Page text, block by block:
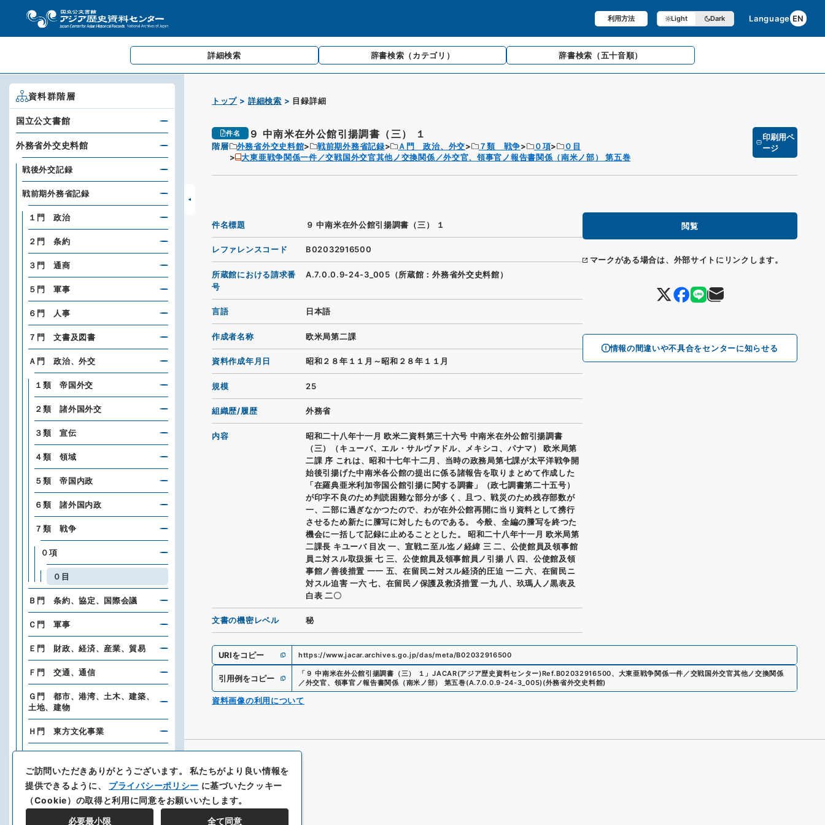
利用方法 Light Dark Language EN
詳細検索 辞書検索 （カテゴリ） 辞書検索 （五十音順）
トップ 詳細検索 目録詳細
件名 ９ 中南米在外公館引揚調書（三） １
階層 外務省外交史料館 戦前期外務省記録 Ａ門 政治、外交 ７類 戦争 ０項
０目
大東亜戦争関係一件／交戦国外交官其他ノ交換関係／外交官、領事官ノ報告書関係（南米ノ部） 第五巻
印刷用ペ
ージ
閲覧
マークがある場合は、外部サイトにリンクします。
情報の間違いや不具合をセンターに知らせる
件名標題 ９ 中南米在外公館引揚調書（三） １
レファレンスコード B02032916500
所蔵館における請求番
号
A.7.0.0.9-24-3_005（所蔵館：外務省外交史料館）
言語 日本語
作成者名称 欧米局第二課
資料作成年月日 昭和２８年１１月～昭和２８年１１月
規模 25
組織歴/履歴 外務省
内容
昭和二十八年十一月 欧米二資料第三十六号 中南米在外公館引揚調書
（三）（キューバ、エル・サルヴァドル、メキシコ、パナマ） 欧米局第
二課 序 これは、昭和十七年十二月、当時の政務局第七課が太平洋戦争開
始後引揚げた中南米各公館の提出に係る諸報告を取りまとめて作成した
「在羅典亜米利加帝国公館引揚に関する調書」（政七調書第二十五号）
が印字不良のため判読困難な部分が多く、且つ、戦災のため残存部数が
一、二部に過ぎなかつたので、わが在外公館再開に当り資料として携行
させるため新たに謄写に対したものである。 今般、全編の謄写を終つた
機会に一括して記録に止めることとした。 昭和二十八年十一月 欧米局第
二課長 キユーバ 目次 一、宣戦ニ至ル迄ノ経緯 三 二、公使館員及領事館
員ニ対スル取扱振 七 三、公使館員及領事館員ノ引揚 八 四、公使館及領
事館ノ善後措置 一一 五、在留民ニ対スル経済的圧迫 一二 六、在留民ニ
対スル迫害 一六 七、在留民ノ保護及救済措置 一九 八、玖瑪人ノ黒表及
白表 二〇
文書の機密レベル 秘
URIをコピー https://www.jacar.archives.go.jp/das/meta/B02032916500
引用例をコピー 「 ９ 中南米在外公館引揚調書（三） １ 」JACAR(アジア歴史資料センター)Ref.B02032916500、 大東亜戦争関係一件／交戦国外交官其他ノ交換関係
／外交官、領事官ノ報告書関係（南米ノ部） 第五巻(A.7.0.0.9-24-3_005)(外務省外交史料館)
資料画像の利用について
資料群階層
国立公文書館
外務省外交史料館
戦後外交記録
戦前期外務省記録
１門 政治
２門 条約
３門 通商
５門 軍事
６門 人事
７門 文書及図書
Ａ門 政治、外交
１類 帝国外交
２類 諸外国外交
３類 宣伝
４類 領域
５類 帝国内政
６類 諸外国内政
７類 戦争
０項
０目
Ｂ門 条約、協定、国際会議
Ｃ門 軍事
Ｅ門 財政、経済、産業、貿易
Ｆ門 交通、通信
Ｇ門 都市、港湾、土木、建築、
土地、建物
Ｈ門 東方文化事業
社会問題
Ｍ門 官制、官職
ご訪問いただきありがとうございます。私たちがより良い情報を
提供できるように、 プライバシーポリシー に基づいたクッキー
（Cookie）の取得と利用に同意をお願いいたします。
必要最小限 全て同意